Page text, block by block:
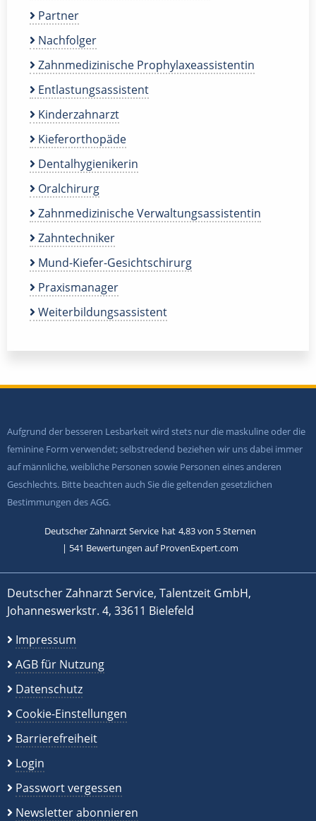
Partner
Nachfolger
Zahnmedizinische Prophylaxeassistentin
Entlastungsassistent
Kinderzahnarzt
Kieferorthopäde
Dentalhygienikerin
Oralchirurg
Zahnmedizinische Verwaltungsassistentin
Zahntechniker
Mund-Kiefer-Gesichtschirurg
Praxismanager
Weiterbildungsassistent
Aufgrund der besseren Lesbarkeit wird stets nur die maskuline oder die
feminine Form verwendet; selbstredend beziehen wir uns dabei immer
auf männliche, weibliche Personen sowie Personen eines anderen
Geschlechts. Bitte beachten auch Sie die geltenden gesetzlichen
Bestimmungen des AGG.
Deutscher Zahnarzt Service hat 4,83von 5Sternen
| 541 Bewertungen auf ProvenExpert.com
Deutscher Zahnarzt Service, Talentzeit GmbH,
Johanneswerkstr. 4, 33611 Bielefeld
Impressum
AGB für Nutzung
Datenschutz
Cookie-Einstellungen
Barrierefreiheit
Login
Passwort vergessen
Newsletter abonnieren